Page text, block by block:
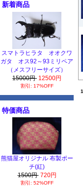
新着商品
スマトラヒラタ オオクワ
ガタ オス92～93ミリペア
（メスフリーサイズ）
15000円 12500円
割引: 17%OFF
特価商品
熊猫屋オリジナル 布製ポー
チ(紅)
1500円 720円
割引: 52%OFF
1